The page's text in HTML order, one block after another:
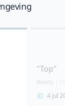
"Top"
Benny
4 jul